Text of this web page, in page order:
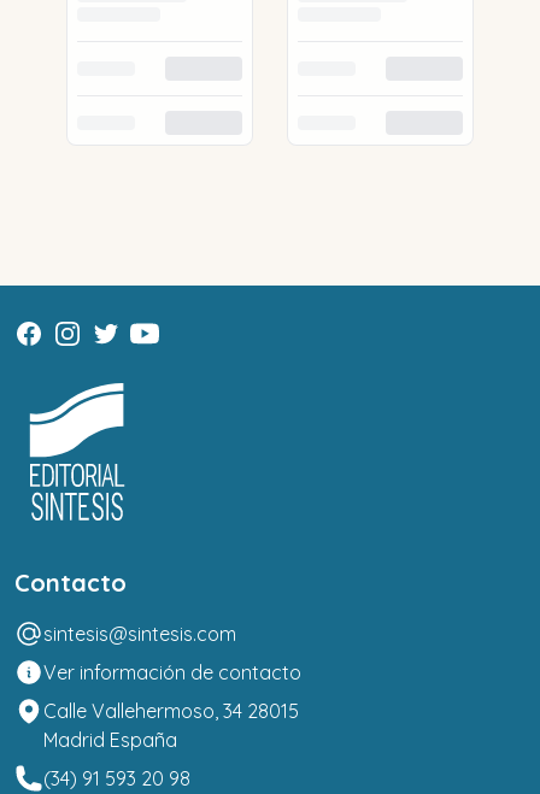
Contacto
sintesis@sintesis.com
Ver información de contacto
Calle Vallehermoso, 34 28015
Madrid España
(34) 91 593 20 98